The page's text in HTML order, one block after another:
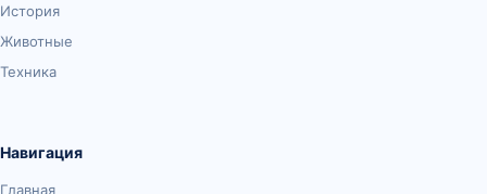
История
Животные
Техника
Навигация
Главная